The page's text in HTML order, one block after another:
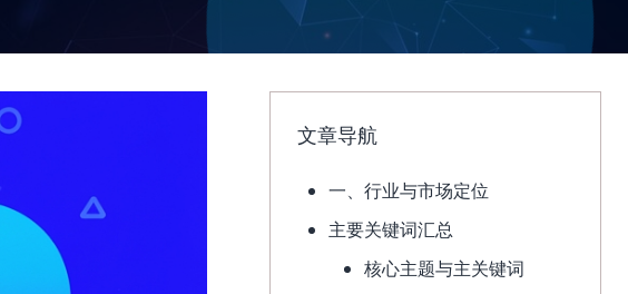
文章导航
一、行业与市场定位
主要关键词汇总
核心主题与主关键词